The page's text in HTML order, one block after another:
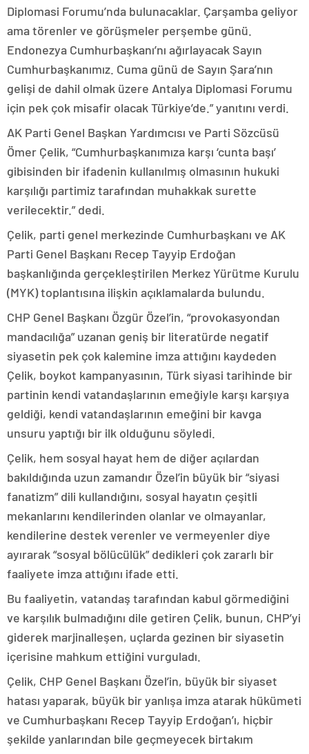
Diplomasi Forumu’nda bulunacaklar. Çarşamba geliyor
ama törenler ve görüşmeler perşembe günü.
Endonezya Cumhurbaşkanı’nı ağırlayacak Sayın
Cumhurbaşkanımız. Cuma günü de Sayın Şara’nın
gelişi de dahil olmak üzere Antalya Diplomasi Forumu
için pek çok misafir olacak Türkiye’de.” yanıtını verdi.
AK Parti Genel Başkan Yardımcısı ve Parti Sözcüsü
Ömer Çelik, “Cumhurbaşkanımıza karşı ‘cunta başı’
gibisinden bir ifadenin kullanılmış olmasının hukuki
karşılığı partimiz tarafından muhakkak surette
verilecektir.” dedi.
Çelik, parti genel merkezinde Cumhurbaşkanı ve AK
Parti Genel Başkanı Recep Tayyip Erdoğan
başkanlığında gerçekleştirilen Merkez Yürütme Kurulu
(MYK) toplantısına ilişkin açıklamalarda bulundu.
CHP Genel Başkanı Özgür Özel’in, “provokasyondan
mandacılığa” uzanan geniş bir literatürde negatif
siyasetin pek çok kalemine imza attığını kaydeden
Çelik, boykot kampanyasının, Türk siyasi tarihinde bir
partinin kendi vatandaşlarının emeğiyle karşı karşıya
geldiği, kendi vatandaşlarının emeğini bir kavga
unsuru yaptığı bir ilk olduğunu söyledi.
Çelik, hem sosyal hayat hem de diğer açılardan
bakıldığında uzun zamandır Özel’in büyük bir “siyasi
fanatizm” dili kullandığını, sosyal hayatın çeşitli
mekanlarını kendilerinden olanlar ve olmayanlar,
kendilerine destek verenler ve vermeyenler diye
ayırarak “sosyal bölücülük” dedikleri çok zararlı bir
faaliyete imza attığını ifade etti.
Bu faaliyetin, vatandaş tarafından kabul görmediğini
ve karşılık bulmadığını dile getiren Çelik, bunun, CHP’yi
giderek marjinalleşen, uçlarda gezinen bir siyasetin
içerisine mahkum ettiğini vurguladı.
Çelik, CHP Genel Başkanı Özel’in, büyük bir siyaset
hatası yaparak, büyük bir yanlışa imza atarak hükümeti
ve Cumhurbaşkanı Recep Tayyip Erdoğan’ı, hiçbir
şekilde yanlarından bile geçmeyecek birtakım